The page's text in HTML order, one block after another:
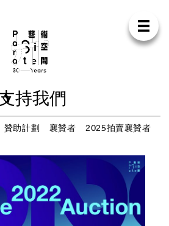
Para
們 支
展 覽
研
藝術駐留
持我們
贊助計劃 襄贊者 2025拍賣襄贊者